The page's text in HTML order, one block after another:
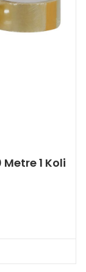
1 Koli